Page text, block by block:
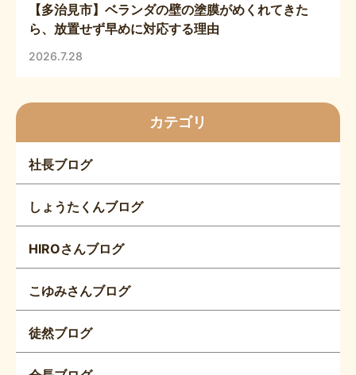
【多治見市】ベランダの壁の塗膜がめくれてきた
ら、放置せず早めに対応する理由
2026.7.28
カテゴリ
社長ブログ
しょうたくんブログ
HIROさんブログ
こゆみさんブログ
徒然ブログ